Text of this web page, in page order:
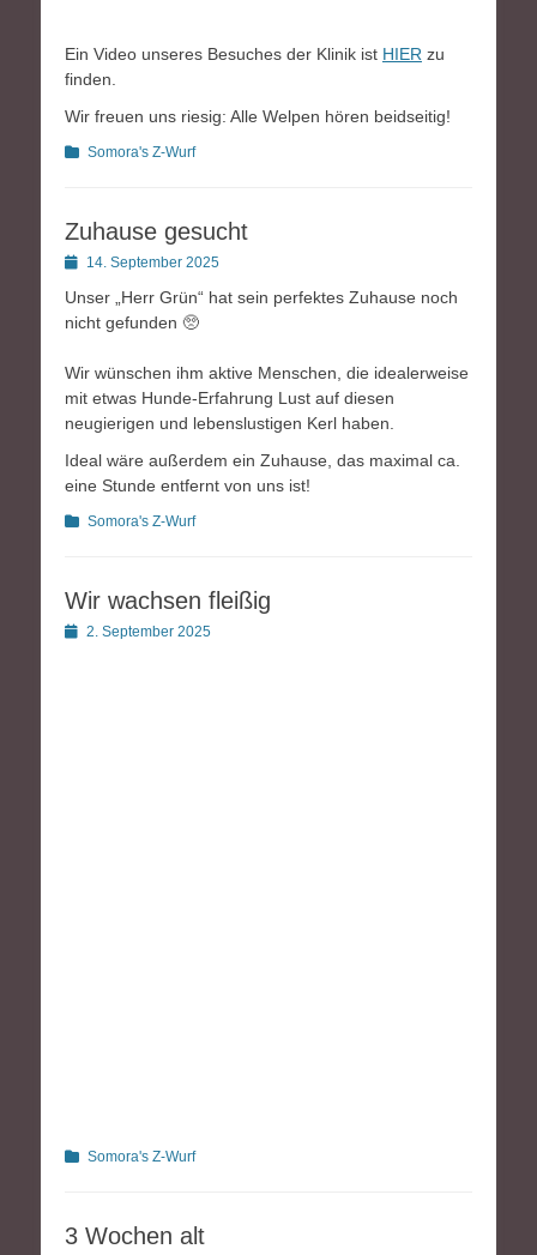
Ein Video unseres Besuches der Klinik ist HIER zu
finden.
Wir freuen uns riesig: Alle Welpen hören beidseitig!
Kategorien
Somora's Z-Wurf
Zuhause gesucht
Posted14. September 2025
Unser „Herr Grün“ hat sein perfektes Zuhause noch
nicht gefunden 🥺
Wir wünschen ihm aktive Menschen, die idealerweise
mit etwas Hunde-Erfahrung Lust auf diesen
neugierigen und lebenslustigen Kerl haben.
Ideal wäre außerdem ein Zuhause, das maximal ca.
eine Stunde entfernt von uns ist!
Kategorien
Somora's Z-Wurf
Wir wachsen fleißig
Posted2. September 2025
Kategorien
Somora's Z-Wurf
3 Wochen alt